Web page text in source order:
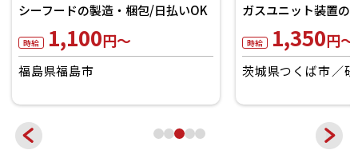
シーフードの製造・梱包/日払いOK
時給 1,100円～
福島県福島市
ガスユニット装置の
時給 1,350円～
茨城県つくば市